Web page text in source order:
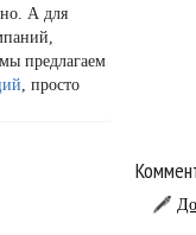
А для
предлагаем
, просто